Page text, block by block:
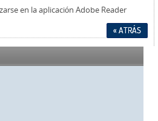
en la aplicación Adobe Reader
« ATRÁS